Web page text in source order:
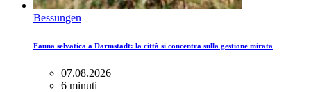
Bessungen
Fauna selvatica a Darmstadt: la città si concentra sulla gestione mirata
07.08.2026
6 minuti